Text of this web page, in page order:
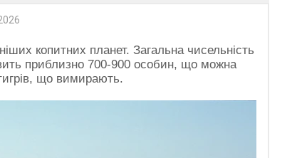
копитних планет. Загальна чисельність
приблизно 700-900 особин, що можна
що вимирають.